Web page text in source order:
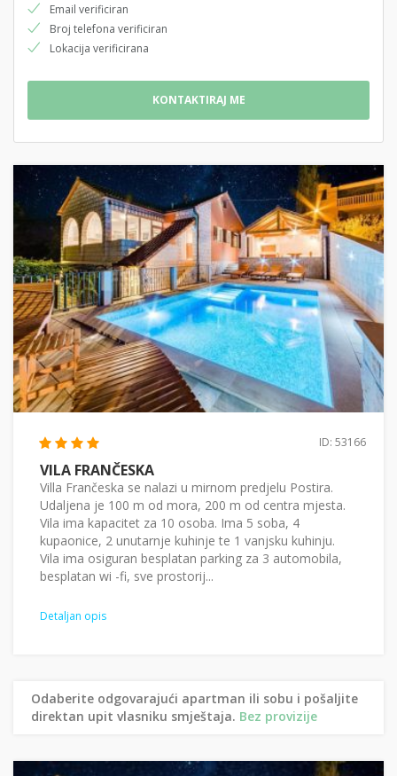
Email verificiran
Broj telefona verificiran
Lokacija verificirana
KONTAKTIRAJ ME
ID: 53166
VILA FRANČESKA
Villa Frančeska se nalazi u mirnom predjelu Postira.
Udaljena je 100 m od mora, 200 m od centra mjesta.
Vila ima kapacitet za 10 osoba. Ima 5 soba, 4
kupaonice, 2 unutarnje kuhinje te 1 vanjsku kuhinju.
Vila ima osiguran besplatan parking za 3 automobila,
besplatan wi -fi, sve prostorij...
Detaljan opis
Odaberite odgovarajući apartman ili sobu i pošaljite
direktan upit vlasniku smještaja. Bez provizije